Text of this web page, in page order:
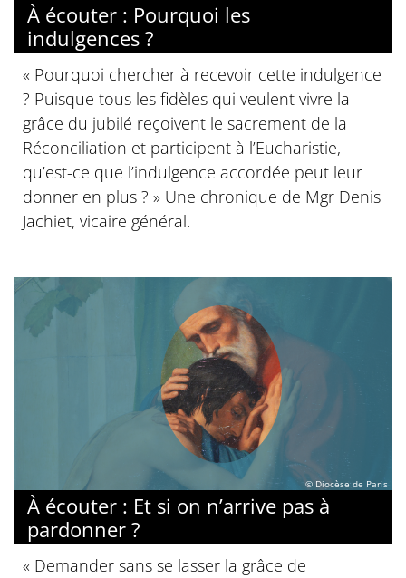
À écouter : Pourquoi les
indulgences ?
« Pourquoi chercher à recevoir cette indulgence
? Puisque tous les fidèles qui veulent vivre la
grâce du jubilé reçoivent le sacrement de la
Réconciliation et participent à l’Eucharistie,
qu’est-ce que l’indulgence accordée peut leur
donner en plus ? » Une chronique de Mgr Denis
Jachiet, vicaire général.
© Diocèse de Paris
À écouter : Et si on n’arrive pas à
pardonner ?
« Demander sans se lasser la grâce de